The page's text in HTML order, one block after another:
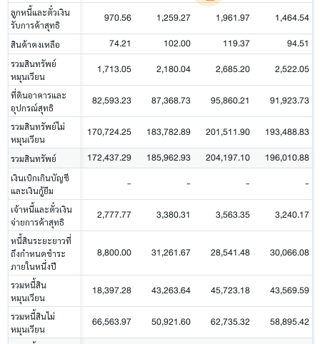
ลูกหนี้และตั๋วเงิน
รับการค้าสุทธิ
970.56 1,259.27 1,961.97 1,464.54
สินค้าคงเหลือ 74.21 102.00 119.37 94.51
รวมสินทรัพย์
หมุนเวียน
1,713.05 2,180.04 2,685.20 2,522.05
ที่ดินอาคารและ
อุปกรณ์สุทธิ
82,593.23 87,368.73 95,860.21 91,923.73
รวมสินทรัพย์ไม่
หมุนเวียน
170,724.25 183,782.89 201,511.90 193,488.83
รวมสินทรัพย์ 172,437.29 185,962.93 204,197.10 196,010.88
เงินเบิกเกินบัญชี
และเงินกู้ยืม
- - - -
เจ้าหนี้และตั๋วเงิน
จ่ายการค้าสุทธิ
2,777.77 3,380.31 3,563.35 3,240.17
หนี้สินระยะยาวที่
ถึงกำหนดชำระ
ภายในหนึ่งปี
8,800.00 31,261.67 28,541.48 30,066.08
รวมหนี้สิน
หมุนเวียน
18,397.28 43,263.64 45,723.18 43,569.59
รวมหนี้สินไม่
หมุนเวียน
66,563.97 50,921.60 62,735.32 58,895.42